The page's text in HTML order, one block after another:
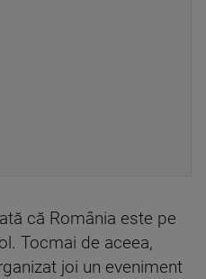
că România este pe
Tocmai de aceea,
joi un eveniment